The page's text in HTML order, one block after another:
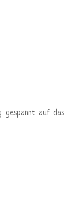
gespannt auf